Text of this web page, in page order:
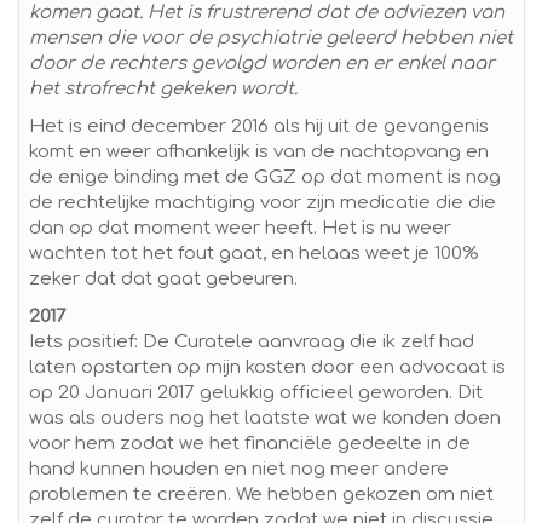
komen gaat. Het is frustrerend dat de adviezen van
mensen die voor de psychiatrie geleerd hebben niet
door de rechters gevolgd worden en er enkel naar
het strafrecht gekeken wordt.
Het is eind december 2016 als hij uit de gevangenis
komt en weer afhankelijk is van de nachtopvang en
de enige binding met de GGZ op dat moment is nog
de rechtelijke machtiging voor zijn medicatie die die
dan op dat moment weer heeft. Het is nu weer
wachten tot het fout gaat, en helaas weet je 100%
zeker dat dat gaat gebeuren.
2017
Iets positief: De Curatele aanvraag die ik zelf had
laten opstarten op mijn kosten door een advocaat is
op 20 Januari 2017 gelukkig officieel geworden. Dit
was als ouders nog het laatste wat we konden doen
voor hem zodat we het financiële gedeelte in de
hand kunnen houden en niet nog meer andere
problemen te creëren. We hebben gekozen om niet